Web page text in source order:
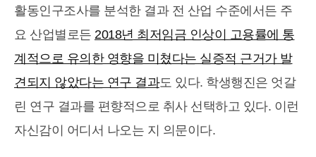
활동인구조사를 분석한 결과 전 산업 수준에서든 주
요 산업별로든 2018년 최저임금 인상이 고용률에 통
계적으로 유의한 영향을 미쳤다는 실증적 근거가 발
견되지 않았다는 연구 결과도 있다. 학생행진은 엇갈
린 연구 결과를 편향적으로 취사 선택하고 있다. 이런
자신감이 어디서 나오는 지 의문이다.